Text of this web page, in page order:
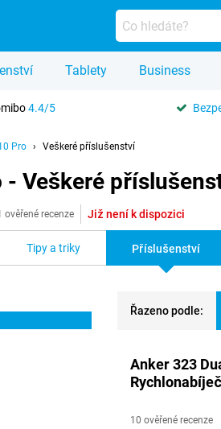
Tablety Business
4.4/5
Pro Veškeré příslušenství
- Veškeré
ověřené recenze Již není k dispozici
Tipy a triky Příslušenství
Řazeno podle:
Anker 323
10 ověřené recenze